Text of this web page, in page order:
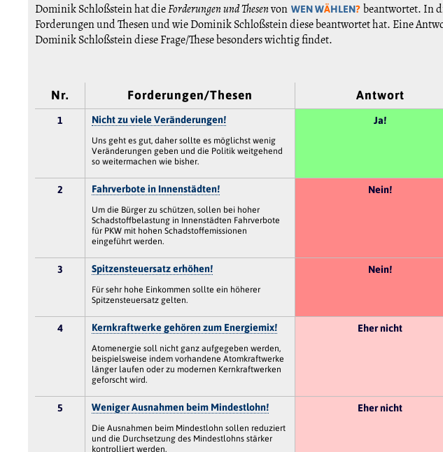
Dominik Schloßstein hat dieForderungen und Thesenvon WEN WÄHLEN? beantwortet. In
Forderungen und Thesen und wie Dominik Schloßstein diese beantwortet hat. Eine
Dominik Schloßstein diese Frage/These besonders wichtig findet.
Nr. Forderungen/Thesen Antwort
1 Nicht zu viele Veränderungen!
Uns geht es gut, daher sollte es möglichst wenig
Veränderungen geben und die Politik weitgehend
so weitermachen wie bisher.
Ja!
2 Fahrverbote in Innenstädten!
Um die Bürger zu schützen, sollen bei hoher
Schadstoffbelastung in Innenstädten Fahrverbote
für PKW mit hohen Schadstoffemissionen
eingeführt werden.
Nein!
3 Spitzensteuersatz erhöhen!
Für sehr hohe Einkommen sollte ein höherer
Spitzensteuersatz gelten.
Nein!
4 Kernkraftwerke gehören zum Energiemix!
Atomenergie soll nicht ganz aufgegeben werden,
beispielsweise indem vorhandene Atomkraftwerke
länger laufen oder zu modernen Kernkraftwerken
geforscht wird.
Eher nicht
5 Weniger Ausnahmen beim Mindestlohn!
Die Ausnahmen beim Mindestlohn sollen reduziert
und die Durchsetzung des Mindestlohns stärker
kontrolliert werden.
Eher nicht